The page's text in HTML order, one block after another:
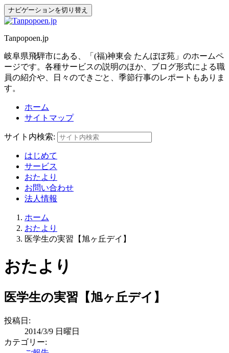
ナビゲーションを切り替え
Tanpopoen.jp
岐阜県飛騨市にある、「(福)神東会 たんぽぽ苑」のホームペ
ージです。各種サービスの説明のほか、ブログ形式による職
員の紹介や、日々のできごと、季節行事のレポートもありま
す。
ホーム
サイトマップ
サイト内検索:
はじめて
サービス
おたより
お問い合わせ
法人情報
ホーム
おたより
医学生の実習【旭ヶ丘デイ】
おたより
医学生の実習【旭ヶ丘デイ】
投稿日:
2014/3/9 日曜日
カテゴリー: